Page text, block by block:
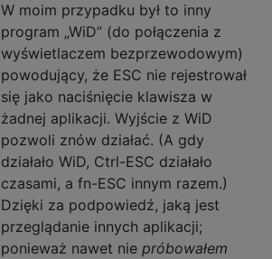
W moim przypadku był to inny
program „WiD” (do połączenia z
wyświetlaczem bezprzewodowym)
powodujący, że ESC nie rejestrował
się jako naciśnięcie klawisza w
żadnej aplikacji. Wyjście z WiD
pozwoli znów działać. (A gdy
działało WiD, Ctrl-ESC działało
czasami, a fn-ESC innym razem.)
Dzięki za podpowiedź, jaką jest
przeglądanie innych aplikacji;
ponieważ nawet nie próbowałem